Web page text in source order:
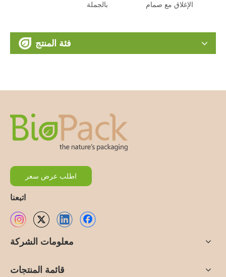
الإغلاق مع صمام
المستدامة
فئة المنتج
اطلب عرض سعر
اتبعنا
معلومات الشركة
قائمة المنتجات